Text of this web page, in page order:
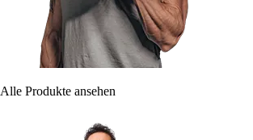
Alle Produkte ansehen